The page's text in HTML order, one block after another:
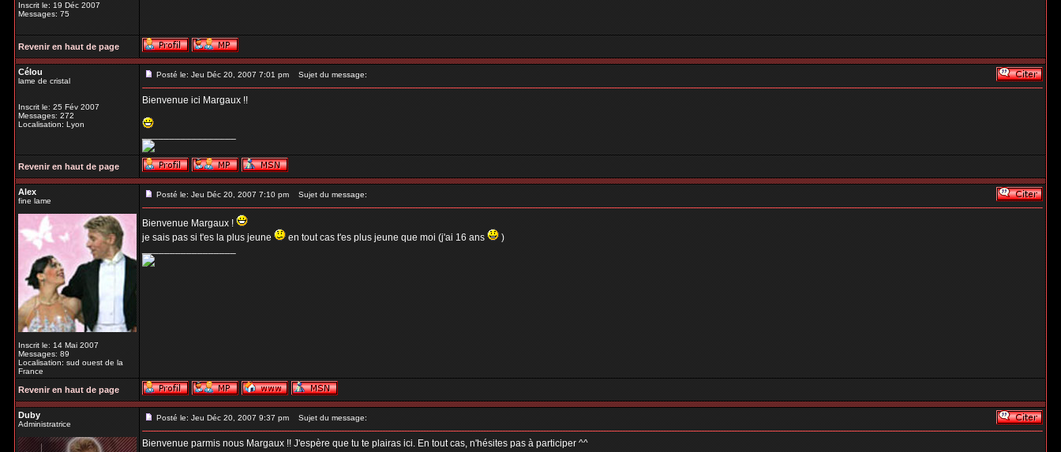
Inscrit le: 19 Déc 2007
Messages: 75
Revenir en haut de page
Célou
lame de cristal
Inscrit le: 25 Fév 2007
Messages: 272
Localisation: Lyon
Posté le: Jeu Déc 20, 2007 7:01 pm Sujet du message:
Bienvenue ici Margaux !!
_________________
Revenir en haut de page
Alex
fine lame
Inscrit le: 14 Mai 2007
Messages: 89
Localisation: sud ouest de la
France
Posté le: Jeu Déc 20, 2007 7:10 pm Sujet du message:
Bienvenue Margaux !
je sais pas si t'es la plus jeune
en tout cas t'es plus jeune que moi (j'ai 16 ans
)
_________________
Revenir en haut de page
Duby
Administratrice
Posté le: Jeu Déc 20, 2007 9:37 pm Sujet du message:
Bienvenue parmis nous Margaux !! J'espère que tu te plairas ici. En tout cas, n'hésites pas à participer ^^